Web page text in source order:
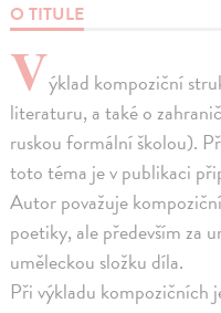
O TITULE
Výklad kompoziční
literaturu, a také o
ruskou formální školou).
toto téma je v publikaci
Autor považuje
poetiky, ale především za
uměleckou složku díla.
Při výkladu kompozičních